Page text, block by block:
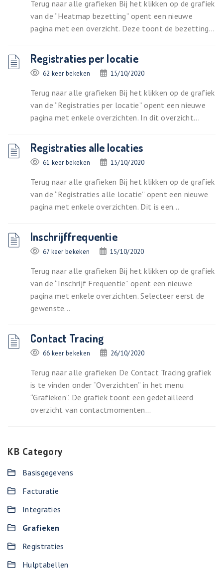
Terug naar alle grafieken Bij het klikken op de grafiek
van de “Heatmap bezetting” opent een nieuwe
pagina met een overzicht. Deze toont de bezetting...
Registraties per locatie
62 keer bekeken 15/10/2020
Terug naar alle grafieken Bij het klikken op de grafiek
van de “Registraties per locatie” opent een nieuwe
pagina met enkele overzichten. In dit overzicht...
Registraties alle locaties
61 keer bekeken 15/10/2020
Terug naar alle grafieken Bij het klikken op de grafiek
van de “Registraties alle locatie” opent een nieuwe
pagina met enkele overzichten. Dit is een...
Inschrijffrequentie
67 keer bekeken 15/10/2020
Terug naar alle grafieken Bij het klikken op de grafiek
van de “Inschrijf Frequentie” opent een nieuwe
pagina met enkele overzichten. Selecteer eerst de
gewenste...
Contact Tracing
66 keer bekeken 26/10/2020
Terug naar alle grafieken De Contact Tracing grafiek
is te vinden onder “Overzichten” in het menu
“Grafieken”. De grafiek toont een gedetailleerd
overzicht van contactmomenten...
KB Category
Basisgegevens
Facturatie
Integraties
Grafieken
Registraties
Hulptabellen